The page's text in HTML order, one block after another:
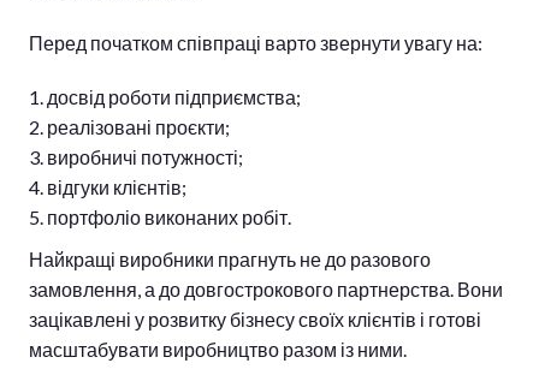
Перед початком співпраці варто звернути увагу на:
досвід роботи підприємства;
реалізовані проєкти;
виробничі потужності;
відгуки клієнтів;
портфоліо виконаних робіт.
Найкращі виробники прагнуть не до разового
замовлення, а до довгострокового партнерства. Вони
зацікавлені у розвитку бізнесу своїх клієнтів і готові
масштабувати виробництво разом із ними.